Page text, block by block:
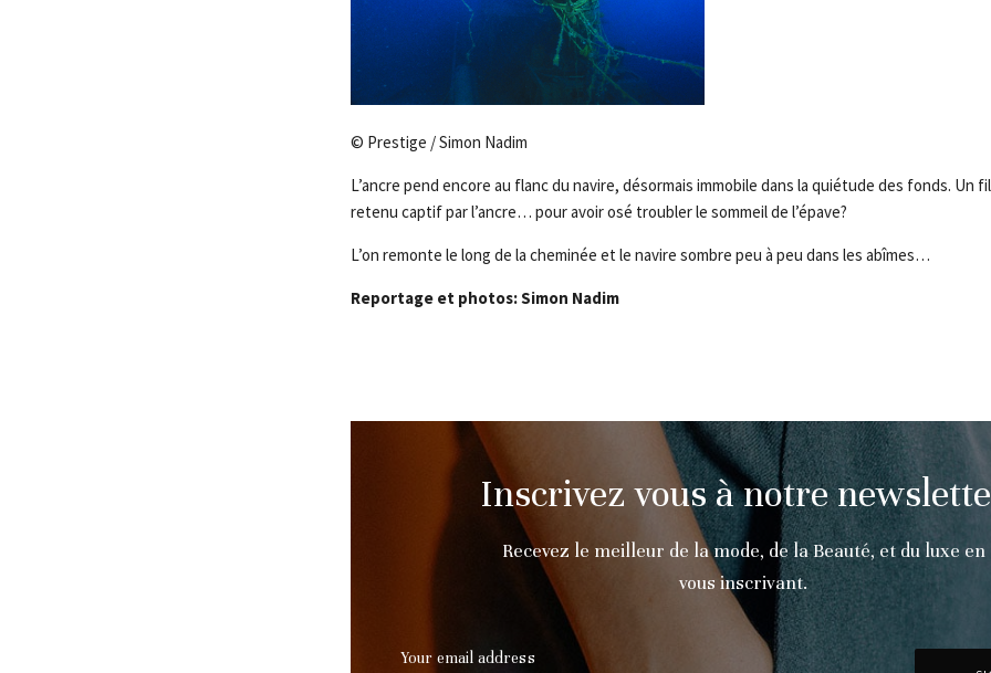
© Prestige / Simon Nadim
L’ancre pend encore au flanc du navire, désormais immobile dans la quiétude des fonds. Un
retenu captif par l’ancre… pour avoir osé troubler le sommeil de l’épave?
L’on remonte le long de la cheminée et le navire sombre peu à peu dans les abîmes…
Reportage et photos: Simon Nadim
Inscrivez vous à notre
Recevez le meilleur de la mode, de la Beauté, et du luxe en
vous inscrivant.